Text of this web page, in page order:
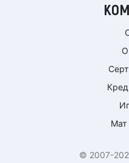
Мат
© 2007-